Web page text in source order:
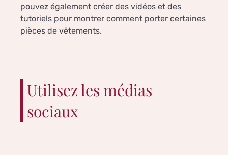
pouvez également créer des vidéos et des
tutoriels pour montrer comment porter certaines
pièces de vêtements.
Utilisez les médias
sociaux